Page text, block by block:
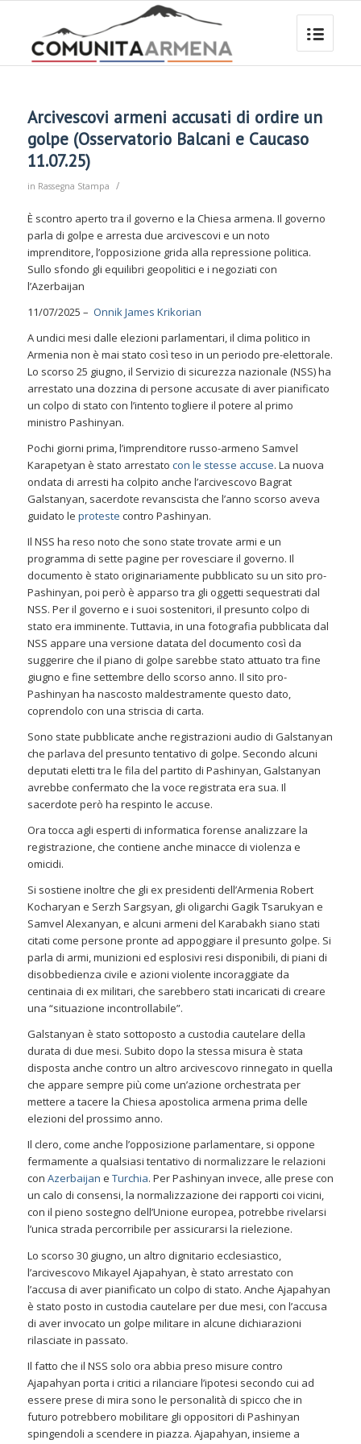
Arcivescovi armeni accusati di ordire un
golpe (Osservatorio Balcani e Caucaso
11.07.25)
in Rassegna Stampa /
È scontro aperto tra il governo e la Chiesa armena. Il governo
parla di golpe e arresta due arcivescovi e un noto
imprenditore, l’opposizione grida alla repressione politica.
Sullo sfondo gli equilibri geopolitici e i negoziati con
l’Azerbaijan
11/07/2025 – Onnik James Krikorian
A undici mesi dalle elezioni parlamentari, il clima politico in
Armenia non è mai stato così teso in un periodo pre-elettorale.
Lo scorso 25 giugno, il Servizio di sicurezza nazionale (NSS) ha
arrestato una dozzina di persone accusate di aver pianificato
un colpo di stato con l’intento togliere il potere al primo
ministro Pashinyan.
Pochi giorni prima, l’imprenditore russo-armeno Samvel
Karapetyan è stato arrestato con le stesse accuse. La nuova
ondata di arresti ha colpito anche l’arcivescovo Bagrat
Galstanyan, sacerdote revanscista che l’anno scorso aveva
guidato le proteste contro Pashinyan.
Il NSS ha reso noto che sono state trovate armi e un
programma di sette pagine per rovesciare il governo. Il
documento è stato originariamente pubblicato su un sito pro-
Pashinyan, poi però è apparso tra gli oggetti sequestrati dal
NSS. Per il governo e i suoi sostenitori, il presunto colpo di
stato era imminente. Tuttavia, in una fotografia pubblicata dal
NSS appare una versione datata del documento così da
suggerire che il piano di golpe sarebbe stato attuato tra fine
giugno e fine settembre dello scorso anno. Il sito pro-
Pashinyan ha nascosto maldestramente questo dato,
coprendolo con una striscia di carta.
Sono state pubblicate anche registrazioni audio di Galstanyan
che parlava del presunto tentativo di golpe. Secondo alcuni
deputati eletti tra le fila del partito di Pashinyan, Galstanyan
avrebbe confermato che la voce registrata era sua. Il
sacerdote però ha respinto le accuse.
Ora tocca agli esperti di informatica forense analizzare la
registrazione, che contiene anche minacce di violenza e
omicidi.
Si sostiene inoltre che gli ex presidenti dell’Armenia Robert
Kocharyan e Serzh Sargsyan, gli oligarchi Gagik Tsarukyan e
Samvel Alexanyan, e alcuni armeni del Karabakh siano stati
citati come persone pronte ad appoggiare il presunto golpe. Si
parla di armi, munizioni ed esplosivi resi disponibili, di piani di
disobbedienza civile e azioni violente incoraggiate da
centinaia di ex militari, che sarebbero stati incaricati di creare
una “situazione incontrollabile”.
Galstanyan è stato sottoposto a custodia cautelare della
durata di due mesi. Subito dopo la stessa misura è stata
disposta anche contro un altro arcivescovo rinnegato in quella
che appare sempre più come un’azione orchestrata per
mettere a tacere la Chiesa apostolica armena prima delle
elezioni del prossimo anno.
Il clero, come anche l’opposizione parlamentare, si oppone
fermamente a qualsiasi tentativo di normalizzare le relazioni
con Azerbaijan e Turchia. Per Pashinyan invece, alle prese con
un calo di consensi, la normalizzazione dei rapporti coi vicini,
con il pieno sostegno dell’Unione europea, potrebbe rivelarsi
l’unica strada percorribile per assicurarsi la rielezione.
Lo scorso 30 giugno, un altro dignitario ecclesiastico,
l’arcivescovo Mikayel Ajapahyan, è stato arrestato con
l’accusa di aver pianificato un colpo di stato. Anche Ajapahyan
è stato posto in custodia cautelare per due mesi, con l’accusa
di aver invocato un golpe militare in alcune dichiarazioni
rilasciate in passato.
Il fatto che il NSS solo ora abbia preso misure contro
Ajapahyan porta i critici a rilanciare l’ipotesi secondo cui ad
essere prese di mira sono le personalità di spicco che in
futuro potrebbero mobilitare gli oppositori di Pashinyan
spingendoli a scendere in piazza. Ajapahyan, insieme a